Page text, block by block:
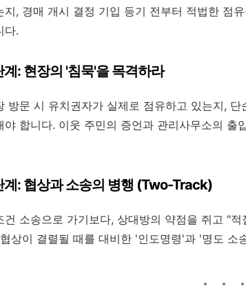
지, 경매 개시 결정 기입 등기 전부터 적법한 점
다.
계: 현장의 '침묵'을 목격하라
방문 시 유치권자가 실제로 점유하고 있는지,
야 합니다. 이웃 주민의 증언과 관리사무소의 출
계: 협상과 소송의 병행 (Two-Track)
건 소송으로 가기보다, 상대방의 약점을 쥐고 "
상이 결렬될 때를 대비한 '인도명령'과 '명도 소